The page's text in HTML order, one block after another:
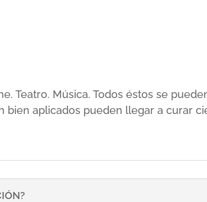
Teatro. Música. Todos éstos se
aplicados pueden llegar a curar